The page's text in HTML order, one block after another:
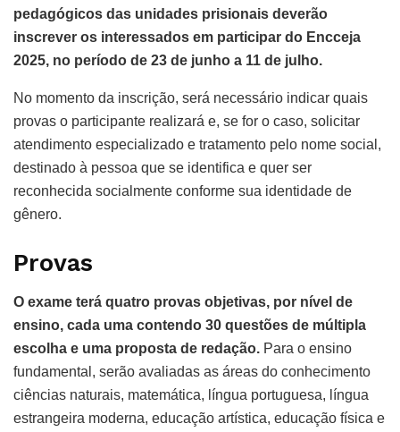
pedagógicos das unidades prisionais deverão
inscrever os interessados em participar do Encceja
2025, no período de 23 de junho a 11 de julho.
No momento da inscrição, será necessário indicar quais
provas o participante realizará e, se for o caso, solicitar
atendimento especializado e tratamento pelo nome social,
destinado à pessoa que se identifica e quer ser
reconhecida socialmente conforme sua identidade de
gênero.
Provas
O exame terá quatro provas objetivas, por nível de
ensino, cada uma contendo 30 questões de múltipla
escolha e uma proposta de redação. Para o ensino
fundamental, serão avaliadas as áreas do conhecimento
ciências naturais, matemática, língua portuguesa, língua
estrangeira moderna, educação artística, educação física e